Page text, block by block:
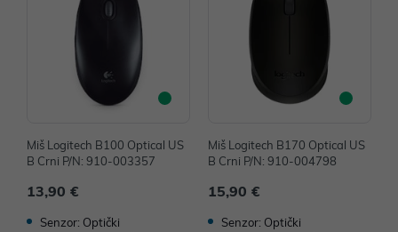
Miš Logitech B100 Optical US
B Crni P/N: 910-003357
13,90 €
Senzor: Optički
Miš Logitech B170 Optical US
B Crni P/N: 910-004798
15,90 €
Senzor: Optički